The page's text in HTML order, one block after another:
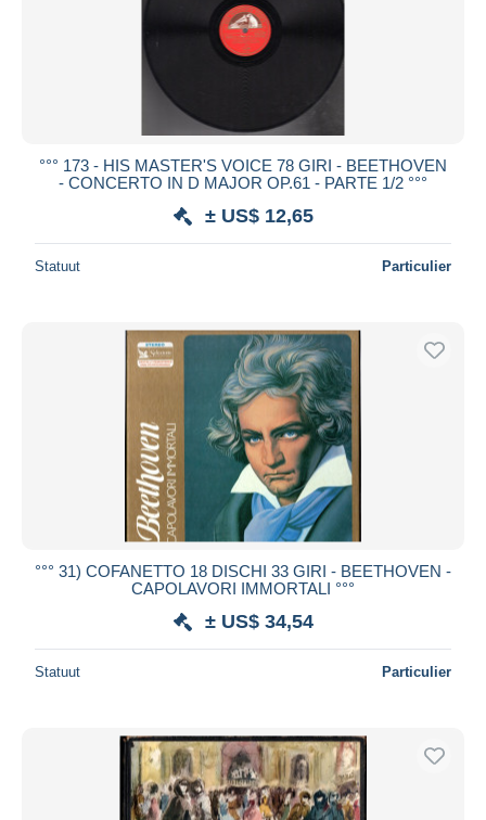
°°° 173 - HIS MASTER'S VOICE 78 GIRI - BEETHOVEN
- CONCERTO IN D MAJOR OP.61 - PARTE 1/2 °°°
± US$ 12,65
Statuut Particulier
°°° 31) COFANETTO 18 DISCHI 33 GIRI - BEETHOVEN -
CAPOLAVORI IMMORTALI °°°
± US$ 34,54
Statuut Particulier